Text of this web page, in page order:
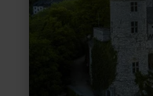
frühen
Pflanzenlebens